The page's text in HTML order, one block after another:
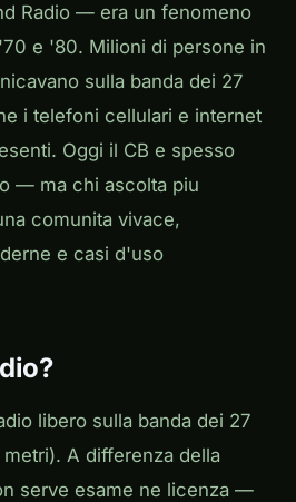
Radio — era un fenomeno
e '80. Milioni di persone in
sulla banda dei 27
i telefoni cellulari e internet
Oggi il CB e spesso
— ma chi ascolta piu
comunita vivace,
e casi d'uso
libero sulla banda dei 27
metri). A differenza della
serve esame ne licenza —